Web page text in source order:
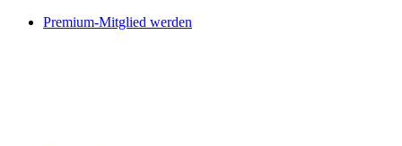
Premium-Mitglied werden